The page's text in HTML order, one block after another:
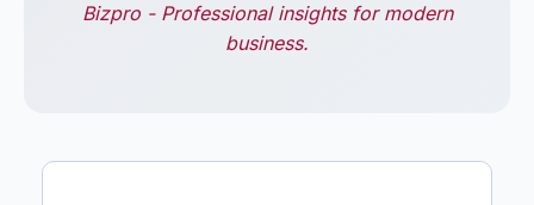
Bizpro - Professional insights for modern
business.